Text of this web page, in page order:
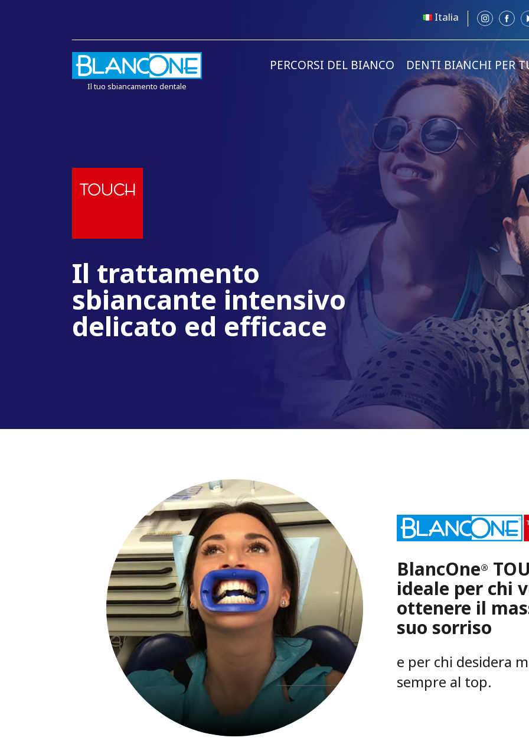
Italia
Il tuo sbiancamento dentale
PERCORSI DEL BIANCO DENTI BIANCHI PER
Il trattamento
sbiancante intensivo
delicato ed efficace
BlancOne®
ideale per chi
ottenere il
suo sorriso
e per chi desidera
sempre al top.